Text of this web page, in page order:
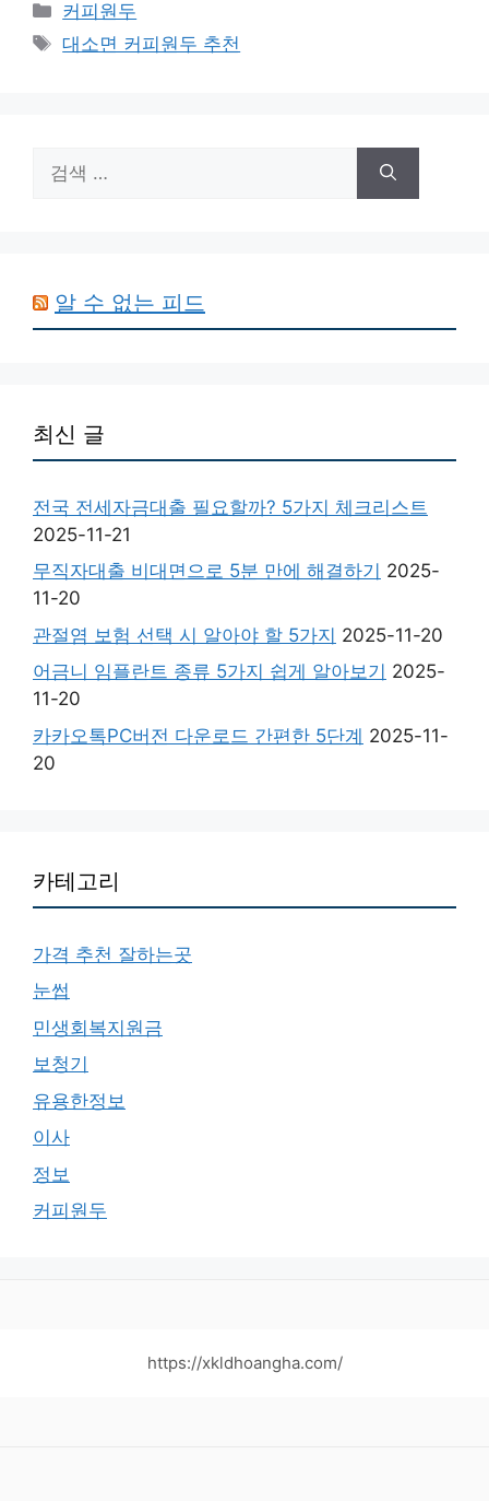
카
테
고
커피원두
태
대소면 커피원두 추천
색:
알 수 없는 피드
최신 글
전국 전세자금대출 필요할까? 5가지 체크리스트
2025-11-21
무직자대출 비대면으로 5분 만에 해결하기 2025-
11-20
관절염 보험 선택 시 알아야 할 5가지 2025-11-20
어금니 임플란트 종류 5가지 쉽게 알아보기 2025-
11-20
카카오톡PC버전 다운로드 간편한 5단계 2025-11-
20
카테고리
가격 추천 잘하는곳
눈썹
민생회복지원금
보청기
유용한정보
이사
정보
커피원두
https://xkldhoangha.com/